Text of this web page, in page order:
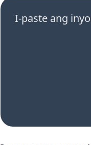
I-paste ang